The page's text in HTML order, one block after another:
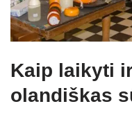
Kaip laikyti
olandiškas